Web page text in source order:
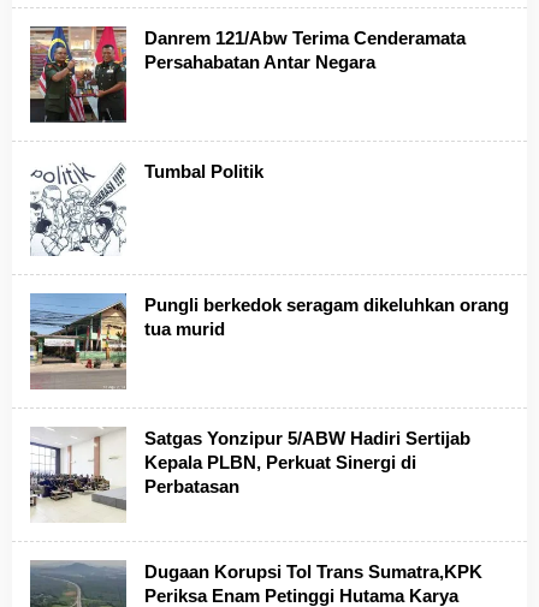
Danrem 121/Abw Terima Cenderamata
Persahabatan Antar Negara
Tumbal Politik
Pungli berkedok seragam dikeluhkan orang
tua murid
Satgas Yonzipur 5/ABW Hadiri Sertijab
Kepala PLBN, Perkuat Sinergi di
Perbatasan
Dugaan Korupsi Tol Trans Sumatra,KPK
Periksa Enam Petinggi Hutama Karya